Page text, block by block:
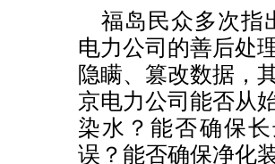
福岛民众多次指
电力公司的善后处
隐瞒、篡改数据，
京电力公司能否从
染水？能否确保
误？能否确保净化